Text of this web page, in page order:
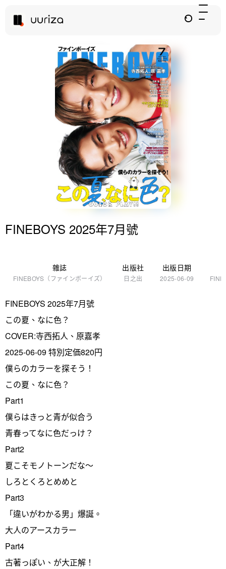
FINEBOYS 2025年7月號
雜誌
FINEBOYS（ファインボーイズ）
出版社
日之出
出版日期
2025-06-09
FINEBOYS 2025年7月號
この夏、なに色？
COVER:寺西拓人、原嘉孝
2025-06-09 特別定価820円
僕らのカラーを探そう！
この夏、なに色？
Part1
僕らはきっと青が似合う
青春ってなに色だっけ？
Part2
夏こそモノトーンだな～
しろとくろとめめと
Part3
「違いがわかる男」爆誕。
大人のアースカラー
Part4
古著っぽい、が大正解！